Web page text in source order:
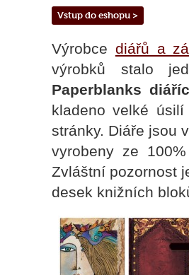
Vstup do eshopu >
Výrobce diářů a
výrobků stalo
Paperblanks
kladeno velké
stránky. Diáře jsou
vyrobeny ze
Zvláštní pozornost
desek knižních